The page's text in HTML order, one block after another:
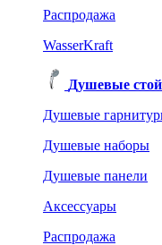
Распродажа
WasserKraft
Душевые
Душевые
Душевые наборы
Душевые панели
Аксессуары
Распродажа